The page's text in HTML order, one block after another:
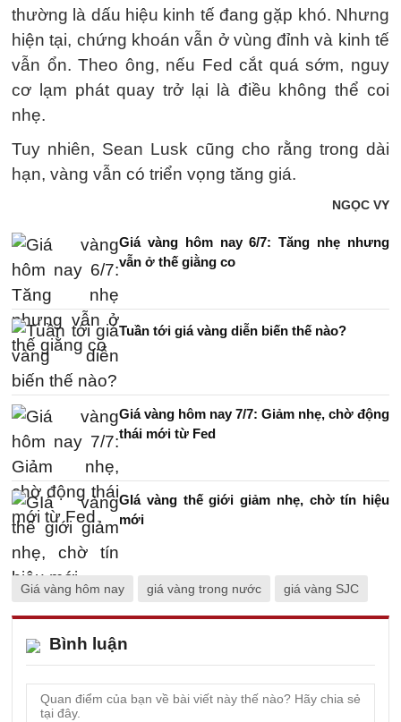
thường là dấu hiệu kinh tế đang gặp khó. Nhưng
hiện tại, chứng khoán vẫn ở vùng đỉnh và kinh tế
vẫn ổn. Theo ông, nếu Fed cắt quá sớm, nguy
cơ lạm phát quay trở lại là điều không thể coi
nhẹ.
Tuy nhiên, Sean Lusk cũng cho rằng trong dài
hạn, vàng vẫn có triển vọng tăng giá.
NGỌC VY
Giá vàng hôm nay 6/7: Tăng nhẹ nhưng
vẫn ở thế giằng co
Tuần tới giá vàng diễn biến thế nào?
Giá vàng hôm nay 7/7: Giảm nhẹ, chờ động
thái mới từ Fed
GIá vàng thế giới giảm nhẹ, chờ tín hiệu
mới
Giá vàng hôm nay giá vàng trong nước giá vàng SJC
Bình luận